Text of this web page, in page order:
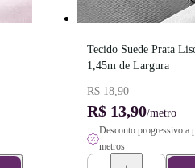
Tecido Suede Prata
1,45m de Largura
R$ 18,90
R$ 13,90/metro
Desconto progressivo a
metros